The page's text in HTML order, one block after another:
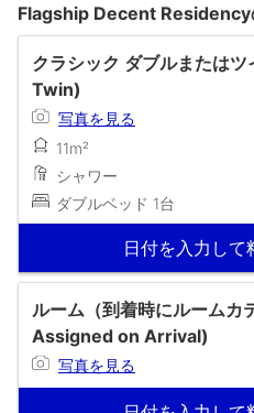
Flagship Decent Residency
クラシック ダブルまたは
Twin)
写真を見る
11m²
シャワー
ダブルベッド 1台
日付を入力して
ルーム（到着時にルームカ
Assigned on Arrival)
写真を見る